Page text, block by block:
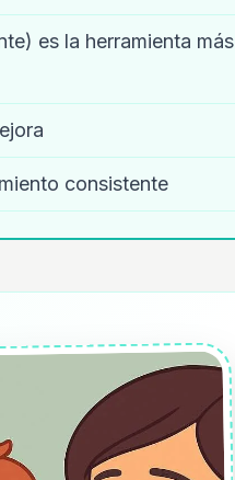
es la herramienta más
consistente